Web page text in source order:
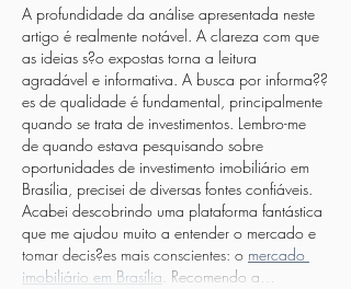
A profundidade da análise apresentada neste
artigo é realmente notável. A clareza com que
as ideias s?o expostas torna a leitura
agradável e informativa. A busca por informa??
es de qualidade é fundamental, principalmente
quando se trata de investimentos. Lembro-me
de quando estava pesquisando sobre
oportunidades de investimento imobiliário em
Brasília, precisei de diversas fontes confiáveis.
Acabei descobrindo uma plataforma fantástica
que me ajudou muito a entender o mercado e
tomar decis?es mais conscientes: o mercado
imobiliário em Brasília. Recomendo a…